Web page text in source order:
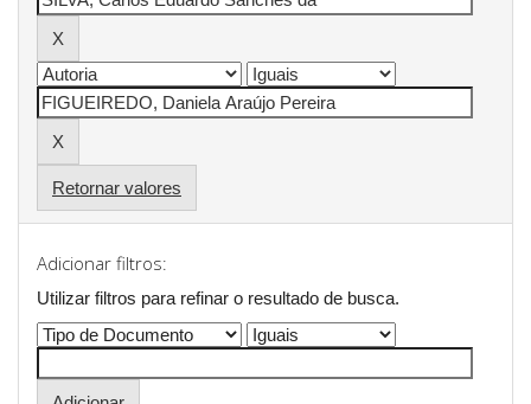
Retornar valores
Adicionar filtros:
Utilizar filtros para refinar o resultado de busca.